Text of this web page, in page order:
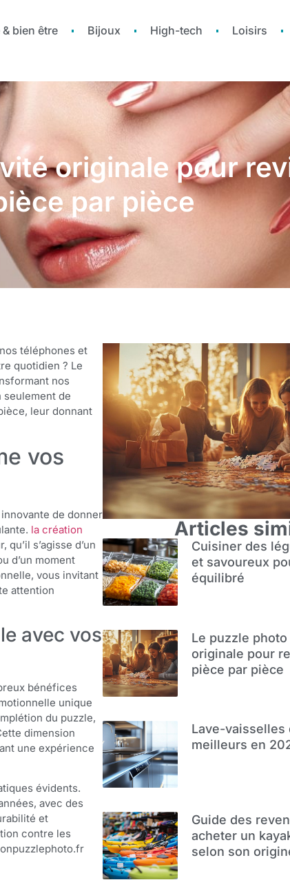
& bien être Bijoux High-tech Loisirs
originale pour
par pièce
téléphones et
quotidien ? Le
nos
de
leur donnant
vos
de donner
la création
s’agisse d’un
d’un moment
vous invitant
attention
avec vos
bénéfices
unique
du puzzle,
dimension
une expérience
évidents.
avec des
et
contre les
Articles
Cuisiner des
et savoureux
équilibré
Le puzzle
originale pour
pièce par pièce
Lave-vaisselles
meilleurs en
Guide des
acheter un
selon son